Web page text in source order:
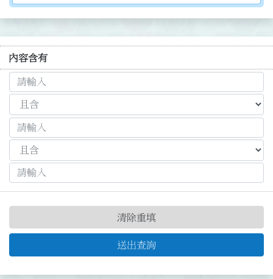
內容含有
送出查詢
清除重填